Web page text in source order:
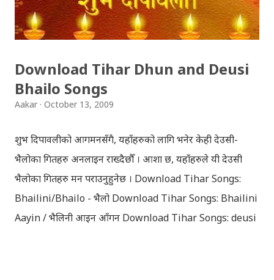
Download Tihar Dhun and Deusi
Bhailo Songs
Aakar October 13, 2009
शुभ दिपावलीको आगमनसँगै, यहाँहरुको लागि भनेर केही देउसी-
भैलोका गितहरु अनलाइन राख्दैछौँ । आशा छ, यहाँहरुले यी देउसी
भैलोका गितहरु मन पराउनुहुनेछ । Download Tihar Songs:
Bhailini/Bhailo - भैलो Download Tihar Songs: Bhailini
Aayin / भैलिनी आइन आँगन Download Tihar Songs: deusi